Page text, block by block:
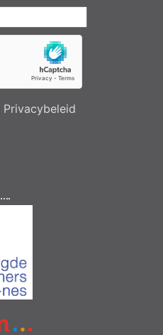
Privacybeleid